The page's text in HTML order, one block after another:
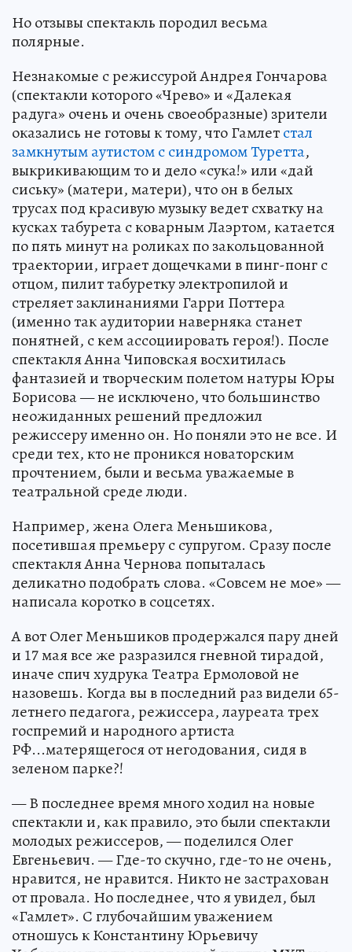
Но отзывы спектакль породил весьма
полярные.
Незнакомые с режиссурой Андрея Гончарова
(спектакли которого «Чрево» и «Далекая
радуга» очень и очень своеобразные) зрители
оказались не готовы к тому, что Гамлетстал
замкнутым аутистом с синдромом Туретта,
выкрикивающим то и дело «сука!» или «дай
сиську» (матери, матери), что он в белых
трусах под красивую музыку ведет схватку на
кусках табурета с коварным Лаэртом, катается
по пять минут на роликах по закольцованной
траектории, играет дощечками в пинг-понг с
отцом, пилит табуретку электропилой и
стреляет заклинаниями Гарри Поттера
(именно так аудитории наверняка станет
понятней, с кем ассоциировать героя!). После
спектакля Анна Чиповская восхитилась
фантазией и творческим полетом натуры Юры
Борисова — не исключено, что большинство
неожиданных решений предложил
режиссеру именно он. Но поняли это не все. И
среди тех, кто не проникся новаторским
прочтением, были и весьма уважаемые в
театральной среде люди.
Например, жена Олега Меньшикова,
посетившая премьеру с супругом. Сразу после
спектакля Анна Чернова попыталась
деликатно подобрать слова. «Совсем не мое» —
написала коротко в соцсетях.
А вот Олег Меньшиков продержался пару дней
и 17 мая все же разразился гневной тирадой,
иначе спич худрука Театра Ермоловой не
назовешь. Когда вы в последний раз видели 65-
летнего педагога, режиссера, лауреата трех
госпремий и народного артиста
РФ...матерящегося от негодования, сидя в
зеленом парке?!
— В последнее время много ходил на новые
спектакли и, как правило, это были спектакли
молодых режиссеров, — поделился Олег
Евгеньевич. — Где-то скучно, где-то не очень,
нравится, не нравится. Никто не застрахован
от провала. Но последнее, что я увидел, был
«Гамлет». С глубочайшим уважением
отношусь к Константину Юрьевичу